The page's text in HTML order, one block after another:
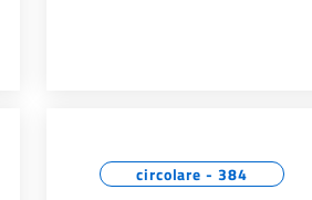
circolare - 384